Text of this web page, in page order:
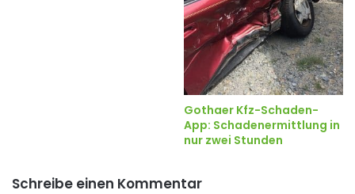
Gothaer Kfz-Schaden-
App: Schadenermittlung in
nur zwei Stunden
Schreibe einen Kommentar